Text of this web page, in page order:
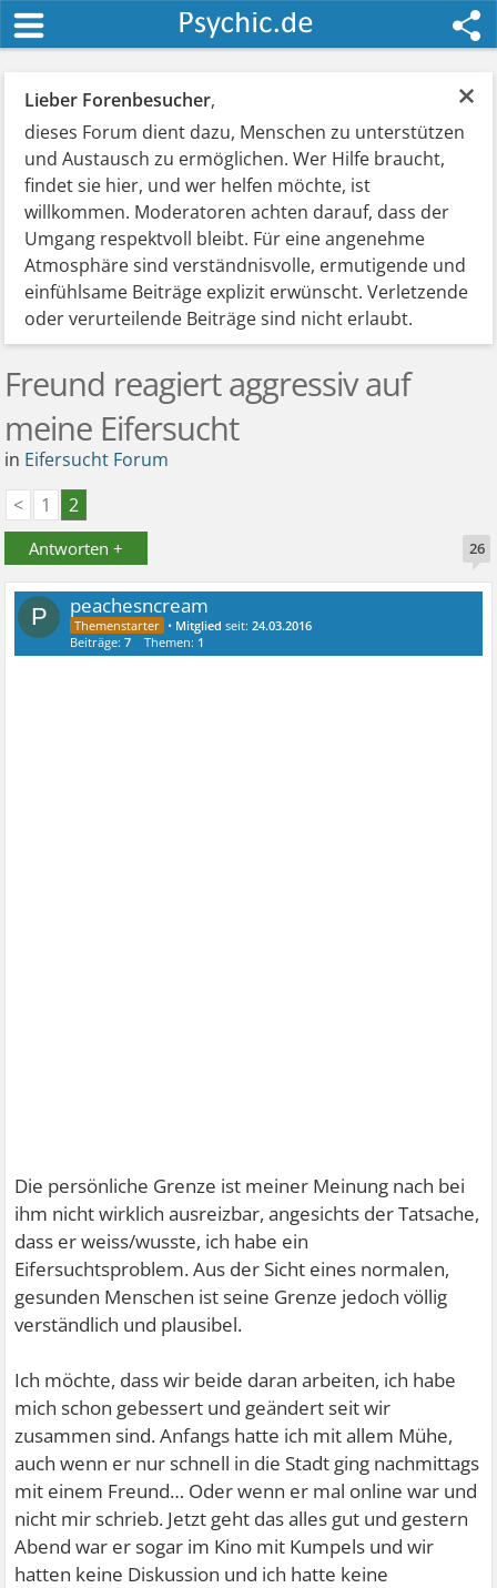
×
Lieber Forenbesucher,
dieses Forum dient dazu, Menschen zu unterstützen
und Austausch zu ermöglichen. Wer Hilfe braucht,
findet sie hier, und wer helfen möchte, ist
willkommen. Moderatoren achten darauf, dass der
Umgang respektvoll bleibt. Für eine angenehme
Atmosphäre sind verständnisvolle, ermutigende und
einfühlsame Beiträge explizit erwünscht. Verletzende
oder verurteilende Beiträge sind nicht erlaubt.
Freund reagiert aggressiv auf
meine Eifersucht
in Eifersucht Forum
<
1 2
Antworten + 26
P peachesncream
• Mitglied seit:24.03.2016
Beiträge:7 Themen: 1
Die persönliche Grenze ist meiner Meinung nach bei
ihm nicht wirklich ausreizbar, angesichts der Tatsache,
dass er weiss/wusste, ich habe ein
Eifersuchtsproblem. Aus der Sicht eines normalen,
gesunden Menschen ist seine Grenze jedoch völlig
verständlich und plausibel.
Ich möchte, dass wir beide daran arbeiten, ich habe
mich schon gebessert und geändert seit wir
zusammen sind. Anfangs hatte ich mit allem Mühe,
auch wenn er nur schnell in die Stadt ging nachmittags
mit einem Freund… Oder wenn er mal online war und
nicht mir schrieb. Jetzt geht das alles gut und gestern
Abend war er sogar im Kino mit Kumpels und wir
hatten keine Diskussion und ich hatte keine